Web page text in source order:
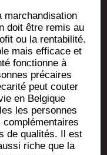
mar­chan­di­sa­tion
doit être remis au
ou la ren­ta­bi­li­té.
mais effi­cace et
fonc­tionne à
pré­caires
peut cou­ter
en Bel­gique
les per­sonnes
com­plé­men­taires
de qua­li­tés. Il est
riche que la